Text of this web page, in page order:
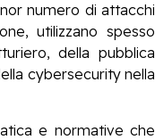
numero di attacchi
utilizzano spesso
della pubblica
cybersecurity nella
e normative che